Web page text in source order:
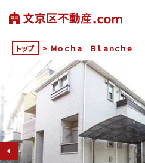
トップ > Ｍｏｃｈａ Ｂｌａｎｃｈｅ